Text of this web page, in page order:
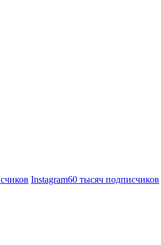
Instagram60 тысяч подписчиков